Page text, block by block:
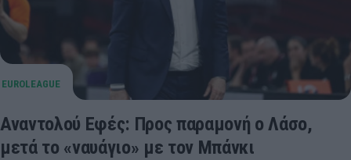
Αναντολού Εφές: Προς παραμονή ο Λάσο,
μετά το «ναυάγιο» με τον Μπάνκι